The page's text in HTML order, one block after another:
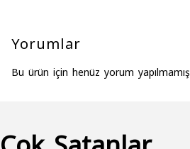
Yorumlar
Bu ürün için henüz yorum yapılmamış.
Çok Satanlar